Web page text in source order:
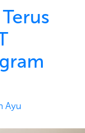
Ayu